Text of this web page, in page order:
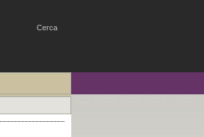
Cerca